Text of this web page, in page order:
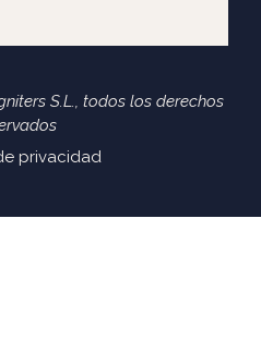
S.L., todos los derechos
privacidad